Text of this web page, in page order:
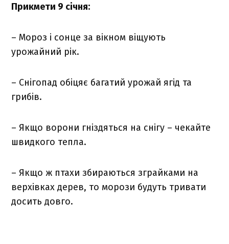
Прикмети 9 січня:
– Мороз і сонце за вікном віщують
урожайний рік.
– Снігопад обіцяє багатий урожай ягід та
грибів.
– Якщо ворони гніздяться на снігу – чекайте
швидкого тепла.
– Якщо ж птахи збираються зграйками на
верхівках дерев, то морози будуть тривати
досить довго.